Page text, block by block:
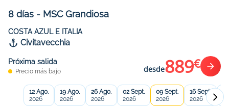
8 días - MSC Grandiosa
COSTA AZUL E ITALIA
Civitavecchia
Próxima salida
Precio más bajo desde889€
12 Ago.
2026
19 Ago.
2026
26 Ago.
2026
02 Sept.
2026
09 Sept.
2026
16 Sept.
2026